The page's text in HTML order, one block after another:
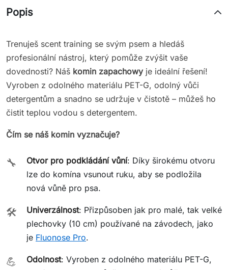
Popis
Trenuješ scent training se svým psem a hledáš
profesionální nástroj, který pomůže zvýšit vaše
dovednosti? Náš komin zapachowy je ideální řešení!
Vyroben z odolného materiálu PET-G, odolný vůči
detergentům a snadno se udržuje v čistotě – můžeš ho
čistit teplou vodou s detergentem.
Čím se náš komin vyznačuje?
🔧 Otvor pro podkládání vůní: Díky širokému otvoru
lze do komína vsunout ruku, aby se podložila
nová vůně pro psa.
🛠️ Univerzálnost: Přizpůsoben jak pro malé, tak velké
plechovky (10 cm) používané na závodech, jako
je Fluonose Pro.
💪 Odolnost: Vyroben z odolného materiálu PET-G,